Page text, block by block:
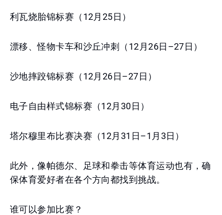
利瓦烧胎锦标赛（12月25日）
漂移、怪物卡车和沙丘冲刺（12月26日–27日）
沙地摔跤锦标赛（12月26日–27日）
电子自由样式锦标赛（12月30日）
塔尔穆里布比赛决赛（12月31日–1月3日）
此外，像帕德尔、足球和拳击等体育运动也有，确
保体育爱好者在各个方向都找到挑战。
谁可以参加比赛？